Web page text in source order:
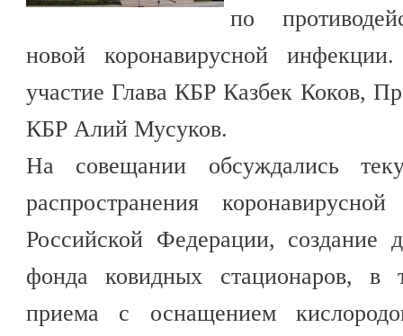
по
новой коронавирусной
участие Глава КБР Казбек Коков,
КБР Алий Мусуков.
На совещании обсуждались
распространения
Российской Федерации, создание
фонда ковидных стационаров, в
приема с оснащением